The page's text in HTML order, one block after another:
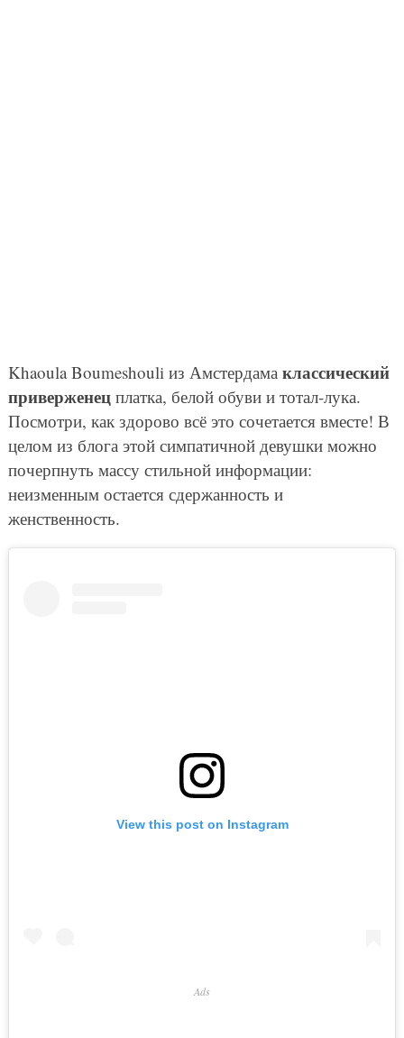
Khaoula Boumeshouli из Амстердама классический
приверженецплатка, белой обуви и тотал-лука.
Посмотри, как здорово всё это сочетается вместе! В
целом из блога этой симпатичной девушки можно
почерпнуть массу стильной информации:
неизменным остается сдержанность и
женственность.
View this post on Instagram
Ads